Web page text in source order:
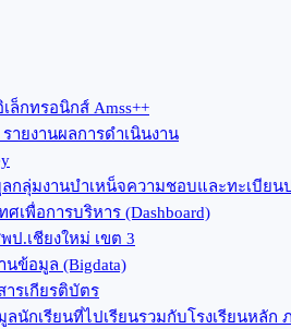
ล็กทรอนิกส์ Amss++
ายงานผลการดำเนินงาน
กลุ่มงานบำเหน็จความชอบและทะเบียน
เพื่อการบริหาร (Dashboard)
ป.เชียงใหม่ เขต 3
นข้อมูล (Bigdata)
ารเกียรติบัตร
ลนักเรียนที่ไปเรียนรวมกับโรงเรียนหลั